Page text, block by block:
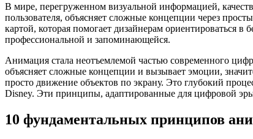
В мире, перегруженном визуальной информацией,
пользователя, объясняет сложные концепции через
картой, которая помогает дизайнерам ориентироваться
профессиональной и запоминающейся.
Анимация стала неотъемлемой частью современного
объясняет сложные концепции и вызывает эмоции,
просто движение объектов по экрану. Это глубокий
Disney. Эти принципы, адаптированные для цифровой
10 фундаментальных принципов